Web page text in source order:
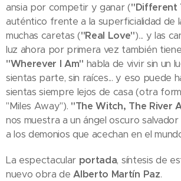
ansia por competir y ganar ("Different
auténtico frente a la superficialidad de
muchas caretas ("Real Love")... y las
luz ahora por primera vez también
"Wherever I Am" habla de vivir sin un
sientas parte, sin raíces... y eso puede
sientas siempre lejos de casa (otra
"Miles Away"). "The Witch, The River
nos muestra a un ángel oscuro
a los demonios que acechan en el
La espectacular portada, síntesis de
nuevo obra deAlberto Martín Paz.